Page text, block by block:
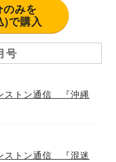
みを
込)で購入
号
ストン通信 『沖縄
ストン通信 『混迷